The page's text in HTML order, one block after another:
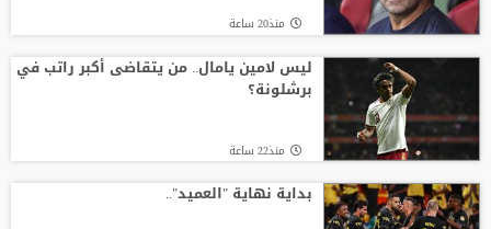
منذ20 ساعة
ليس لامين يامال.. من يتقاضى أكبر راتب في
برشلونة؟
منذ22 ساعة
بداية نهاية "العميد"..